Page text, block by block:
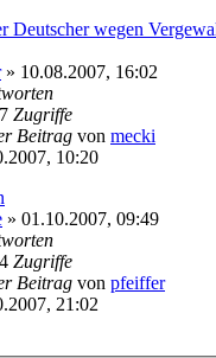
Deutscher wegen
» 10.08.2007, 16:02
Zugriffe
Beitrag von mecki
10:20
» 01.10.2007, 09:49
Zugriffe
Beitrag von pfeiffer
21:02